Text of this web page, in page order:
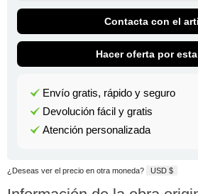
Contacta con el
Hacer oferta por
Envío gratis, rápido y seguro
Devolución fácil y gratis
Atención personalizada
¿Deseas ver el precio en otra moneda? USD $